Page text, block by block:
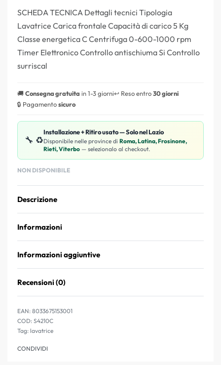
SCHEDA TECNICA Dettagli tecnici Tipologia
Lavatrice Carica frontale Capacità di carico 5 Kg
Classe energetica C Centrifuga 0-600-1000 rpm
Timer Elettronico Controllo antischiuma Si Controllo
surriscal
🚚Consegna gratuita in 1-3 giorni↩️ Reso entro30 giorni
🔒 Pagamentosicuro
🔧 ♻️
Installazione + Ritiro usato — Solo nel Lazio
Disponibile nelle province di Roma, Latina, Frosinone,
Rieti, Viterbo — selezionalo al checkout.
NON DISPONIBILE
Descrizione
Informazioni
Informazioni aggiuntive
Recensioni (0)
EAN: 8033675153001
S4210C
Tag: lavatrice
CONDIVIDI